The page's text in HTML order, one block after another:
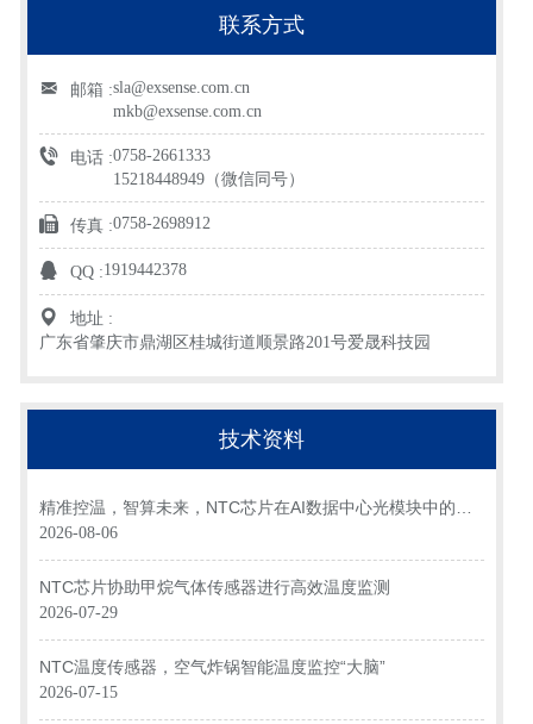
联系方式
邮箱 :sla@exsense.com.cn
mkb@exsense.com.cn
电话 :0758-2661333
15218448949（微信同号）
传真 :0758-2698912
QQ :1919442378
地址 :
广东省肇庆市鼎湖区桂城街道顺景路201号爱晟科技园
技术资料
精准控温，智算未来，NTC芯片在AI数据中心光模块中的关
键应用
2026-08-06
NTC芯片协助甲烷气体传感器进行高效温度监测
2026-07-29
NTC温度传感器，空气炸锅智能温度监控“大脑”
2026-07-15